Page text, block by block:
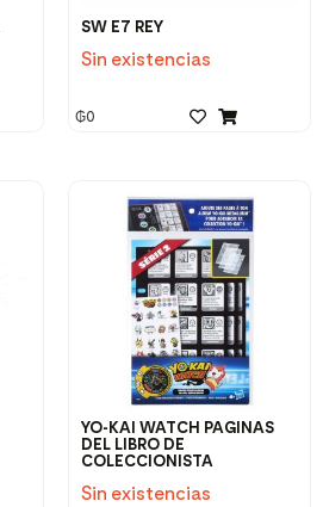
SW E7 REY
Sin existencias
₲0
YO-KAI WATCH PAGINAS
DEL LIBRO DE
COLECCIONISTA
Sin existencias